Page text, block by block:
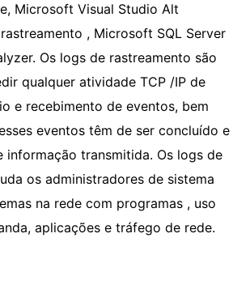
Microsoft Visual Studio Alt
, Microsoft SQL Server
Os logs de rastreamento são
qualquer atividade TCP /IP de
e recebimento de eventos, bem
eventos têm de ser concluído e
informação transmitida. Os logs de
os administradores de sistema
na rede com programas , uso
aplicações e tráfego de rede.